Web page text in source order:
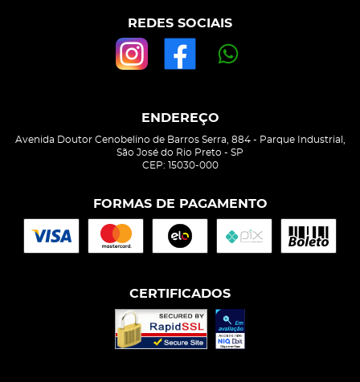
REDES SOCIAIS
ENDEREÇO
Avenida Doutor Cenobelino de Barros Serra, 884- Parque Industrial,
São José do Rio Preto - SP
CEP: 15030-000
FORMAS DE PAGAMENTO
CERTIFICADOS